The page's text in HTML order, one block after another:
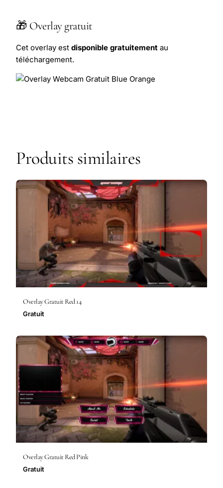
🎁 Overlay gratuit
Cet overlay est disponible gratuitement au
téléchargement.
Produits similaires
Overlay Gratuit Red 14
Gratuit
Overlay Gratuit Red Pink
Gratuit